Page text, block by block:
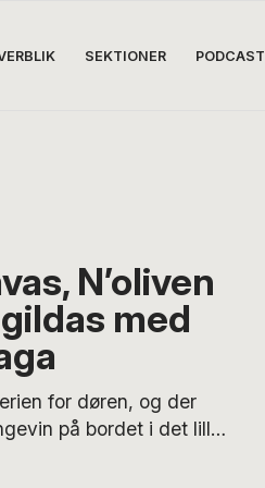
SEKTIONER PODCAST
N’oliven
med
for døren, og der
på bordet i det lille